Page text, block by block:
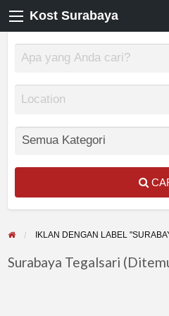
Kost Surabaya
IKLAN DENGAN LABEL
Surabaya Tegalsari